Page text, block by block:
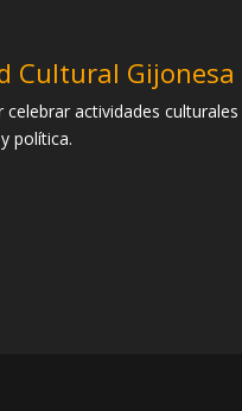
Cultural Gijonesa
actividades culturales
política.